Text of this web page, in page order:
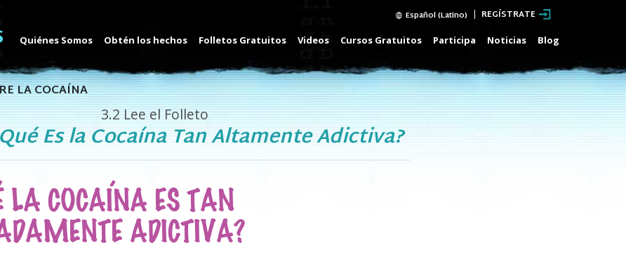
Español (Latino) REGÍSTRATE
Quiénes Somos Obtén los hechos Folletos Gratuitos Videos Cursos Gratuitos Participa Noticias Blog
LA COCAÍNA
3.2 Lee el Folleto
Es la Cocaína Tan Altamente Adictiva?
LA COCAÍNA ES TAN
ADICTIVA?